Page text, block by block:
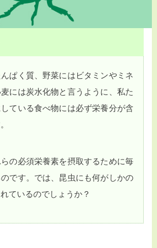
ぱく質、野菜にはビタミンやミネ
には炭水化物と言うように、私た
ている食べ物には必ず栄養分が含
の必須栄養素を摂取するために毎
です。では、昆虫にも何がしかの
ているのでしょうか？